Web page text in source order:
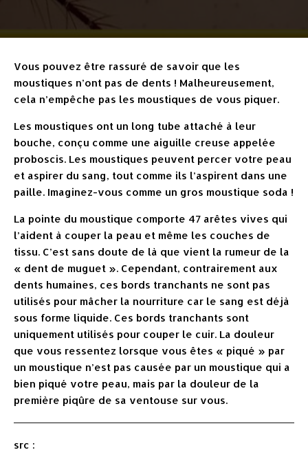
Vous pouvez être rassuré de savoir que les
moustiques n’ont pas de dents ! Malheureusement,
cela n’empêche pas les moustiques de vous piquer.
Les moustiques ont un long tube attaché à leur
bouche, conçu comme une aiguille creuse appelée
proboscis. Les moustiques peuvent percer votre peau
et aspirer du sang, tout comme ils l’aspirent dans une
paille. Imaginez-vous comme un gros moustique soda !
La pointe du moustique comporte 47 arêtes vives qui
l’aident à couper la peau et même les couches de
tissu. C’est sans doute de là que vient la rumeur de la
« dent de muguet ». Cependant, contrairement aux
dents humaines, ces bords tranchants ne sont pas
utilisés pour mâcher la nourriture car le sang est déjà
sous forme liquide. Ces bords tranchants sont
uniquement utilisés pour couper le cuir. La douleur
que vous ressentez lorsque vous êtes « piqué » par
un moustique n’est pas causée par un moustique qui a
bien piqué votre peau, mais par la douleur de la
première piqûre de sa ventouse sur vous.
src :